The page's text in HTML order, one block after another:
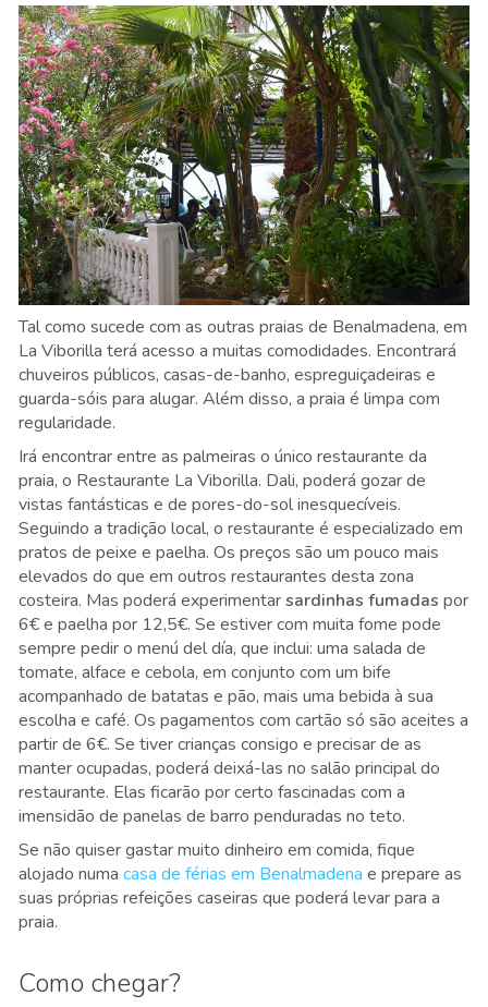
Tal como sucede com as outras praias de Benalmadena, em
La Viborilla terá acesso a muitas comodidades. Encontrará
chuveiros públicos, casas-de-banho, espreguiçadeiras e
guarda-sóis para alugar. Além disso, a praia é limpa com
regularidade.
Irá encontrar entre as palmeiras o único restaurante da
praia, o Restaurante La Viborilla. Dali, poderá gozar de
vistas fantásticas e de pores-do-sol inesquecíveis.
Seguindo a tradição local, o restaurante é especializado em
pratos de peixe e paelha. Os preços são um pouco mais
elevados do que em outros restaurantes desta zona
costeira. Mas poderá experimentarsardinhas fumadas por
6€ e paelha por 12,5€. Se estiver com muita fome pode
sempre pedir o menú del día, que inclui: uma salada de
tomate, alface e cebola, em conjunto com um bife
acompanhado de batatas e pão, mais uma bebida à sua
escolha e café. Os pagamentos com cartão só são aceites a
partir de 6€. Se tiver crianças consigo e precisar de as
manter ocupadas, poderá deixá-las no salão principal do
restaurante. Elas ficarão por certo fascinadas com a
imensidão de panelas de barro penduradas no teto.
Se não quiser gastar muito dinheiro em comida, fique
alojado numa casa de férias em Benalmadena e prepare as
suas próprias refeições caseiras que poderá levar para a
praia.
Como chegar?